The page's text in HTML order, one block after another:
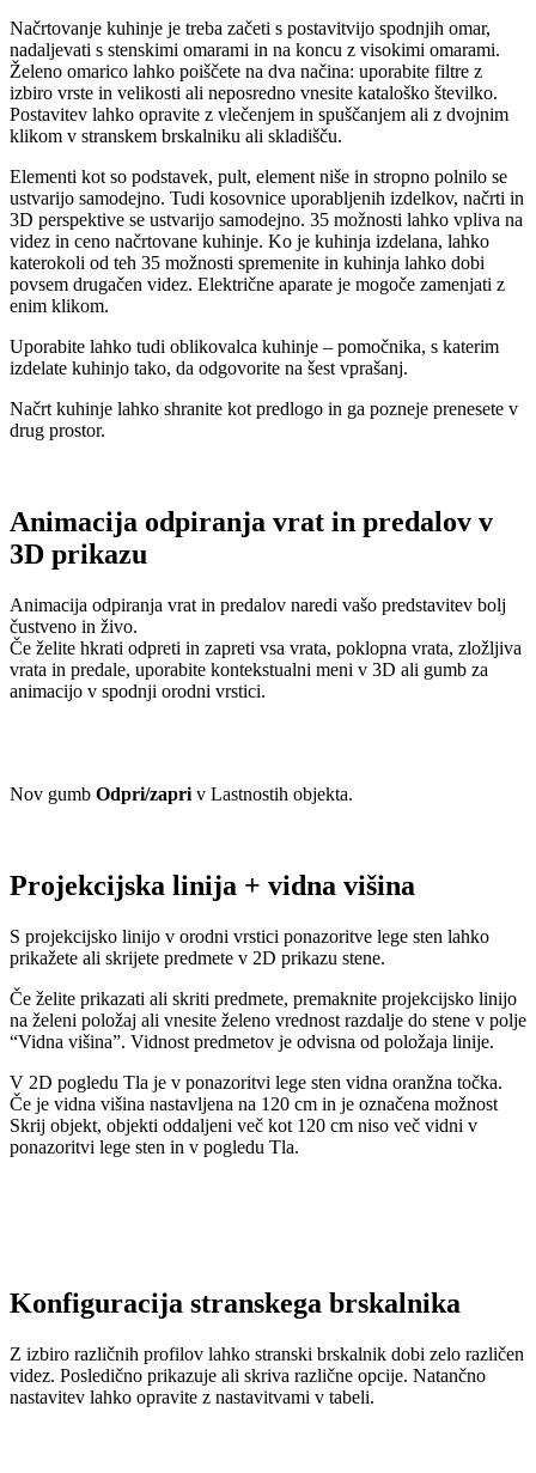
Načrtovanje kuhinje je treba začeti s postavitvijo spodnjih omar,
nadaljevati s stenskimi omarami in na koncu z visokimi omarami.
Želeno omarico lahko poiščete na dva načina: uporabite filtre z
izbiro vrste in velikosti ali neposredno vnesite kataloško številko.
Postavitev lahko opravite z vlečenjem in spuščanjem ali z dvojnim
klikom v stranskem brskalniku ali skladišču.
Elementi kot so podstavek, pult, element niše in stropno polnilo se
ustvarijo samodejno. Tudi kosovnice uporabljenih izdelkov, načrti in
3D perspektive se ustvarijo samodejno. 35 možnosti lahko vpliva na
videz in ceno načrtovane kuhinje. Ko je kuhinja izdelana, lahko
katerokoli od teh 35 možnosti spremenite in kuhinja lahko dobi
povsem drugačen videz. Električne aparate je mogoče zamenjati z
enim klikom.
Uporabite lahko tudi oblikovalca kuhinje – pomočnika, s katerim
izdelate kuhinjo tako, da odgovorite na šest vprašanj.
Načrt kuhinje lahko shranite kot predlogo in ga pozneje prenesete v
drug prostor.
Animacija odpiranja vrat in predalov v
3D prikazu
Animacija odpiranja vrat in predalov naredi vašo predstavitev bolj
čustveno in živo.
Če želite hkrati odpreti in zapreti vsa vrata, poklopna vrata, zložljiva
vrata in predale, uporabite kontekstualni meni v 3D ali gumb za
animacijo v spodnji orodni vrstici.
Nov gumb Odpri/zapri v Lastnostih objekta.
Projekcijska linija + vidna višina
S projekcijsko linijo v orodni vrstici ponazoritve lege sten lahko
prikažete ali skrijete predmete v 2D prikazu stene.
Če želite prikazati ali skriti predmete, premaknite projekcijsko linijo
na želeni položaj ali vnesite želeno vrednost razdalje do stene v polje
“Vidna višina”. Vidnost predmetov je odvisna od položaja linije.
V 2D pogledu Tla je v ponazoritvi lege sten vidna oranžna točka.
Če je vidna višina nastavljena na 120 cm in je označena možnost
Skrij objekt, objekti oddaljeni več kot 120 cm niso več vidni v
ponazoritvi lege sten in v pogledu Tla.
Konfiguracija stranskega brskalnika
Z izbiro različnih profilov lahko stranski brskalnik dobi zelo različen
videz. Posledično prikazuje ali skriva različne opcije. Natančno
nastavitev lahko opravite z nastavitvami v tabeli.